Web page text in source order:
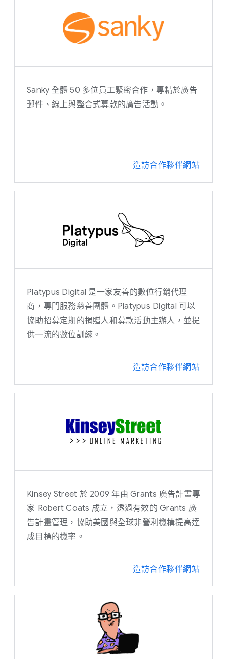
Sanky 全體 50 多位員工緊密合作，專精於廣告
郵件、線上與整合式募款的廣告活動。
造訪合作夥伴網站
Platypus Digital 是一家友善的數位行銷代理
商，專門服務慈善團體。Platypus Digital 可以
協助招募定期的捐贈人和募款活動主辦人，並提
供一流的數位訓練。
造訪合作夥伴網站
Kinsey Street 於 2009 年由 Grants 廣告計畫專
家 Robert Coats 成立，透過有效的 Grants 廣
告計畫管理，協助美國與全球非營利機構提高達
成目標的機率。
造訪合作夥伴網站